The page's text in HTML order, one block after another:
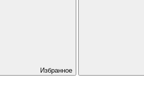
Избранное